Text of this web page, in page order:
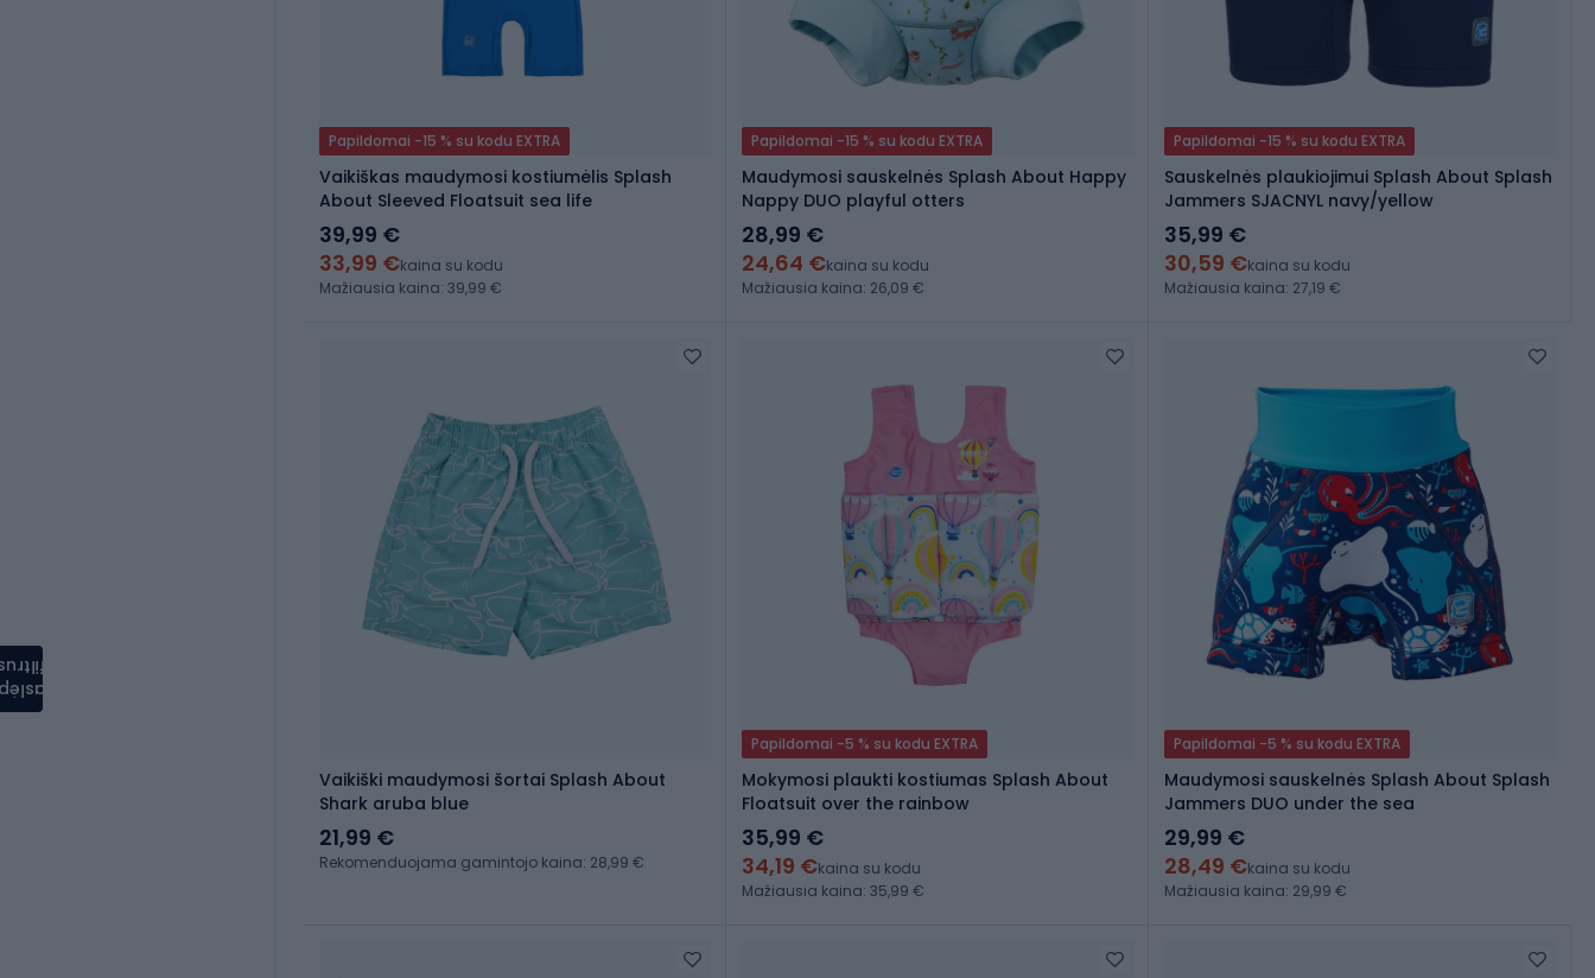
Papildomai -15 % su kodu EXTRA
Vaikiškas maudymosi kostiumėlis Splash
About Sleeved Floatsuit sea life
39,99 €
33,99 €kaina su kodu
Mažiausia kaina: 39,99 €
Papildomai -15 % su kodu EXTRA
Maudymosi sauskelnės Splash About Happy
Nappy DUO playful otters
28,99 €
24,64 €kaina su kodu
Mažiausia kaina: 26,09 €
Papildomai -15 % su kodu EXTRA
Sauskelnės plaukiojimui Splash About Splash
Jammers SJACNYL navy/yellow
35,99 €
30,59 €kaina su kodu
Mažiausia kaina: 27,19 €
Vaikiški maudymosi šortai Splash About
Shark aruba blue
21,99 €
Rekomenduojama gamintojo kaina: 28,99 €
Papildomai -5 % su kodu EXTRA
Mokymosi plaukti kostiumas Splash About
Floatsuit over the rainbow
35,99 €
34,19 €kaina su kodu
Mažiausia kaina: 35,99 €
Papildomai -5 % su kodu EXTRA
Maudymosi sauskelnės Splash About Splash
Jammers DUO under the sea
29,99 €
28,49 €kaina su kodu
Mažiausia kaina: 29,99 €